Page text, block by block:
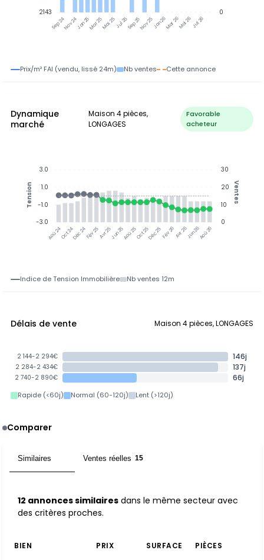
Sep 24Nov 24Jan 25Mar 25Mai 25Jul 25Sep 25Nov 25Jan 26Mar 26Mai 26Jul 26
0
2143
Prix/m² FAI (vendu, lissé 24m) Nb ventes Cette annonce
Dynamique
marché
Maison 4 pièces,
LONGAGES
Favorable
acheteur
Aoû 24Oct 24Déc 24Fév 25Avr 25Jun 25Aoû 25Oct 25Déc 25Fév 26Avr 26Jun 26Aoû 26
30
20
10
0
Ventes
3.0
1.0
-1.0
-3.0
Tension
Indice de Tension Immobilière Nb ventes 12m
Délais de vente Maison 4 pièces, LONGAGES
2 144-2 294€ 146j
2 284-2 434€ 137j
2 740-2 890€ 66j
Rapide (<60j) Normal (60-120j) Lent (>120j)
Comparer
Similaires Ventes réelles 15
12 annonces similaires dans le même secteur avec
des critères proches.
BIEN PRIX SURFACE
PIÈCES